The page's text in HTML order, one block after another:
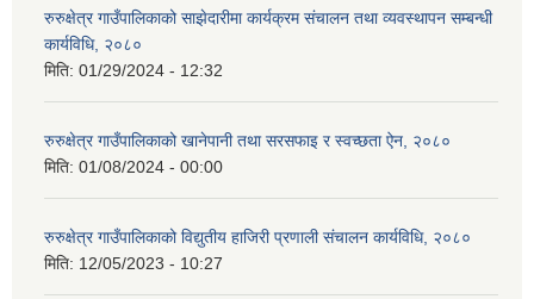
रुरुक्षेत्र गाउँपालिकाको साझेदारीमा कार्यक्रम संचालन तथा व्यवस्थापन सम्बन्धी
कार्यविधि, २०८०
मिति: 01/29/2024 - 12:32
रुरुक्षेत्र गाउँपालिकाको खानेपानी तथा सरसफाइ र स्वच्छता ऐन, २०८०
मिति: 01/08/2024 - 00:00
रुरुक्षेत्र गाउँपालिकाको विद्युतीय हाजिरी प्रणाली संचालन कार्यविधि, २०८०
मिति: 12/05/2023 - 10:27